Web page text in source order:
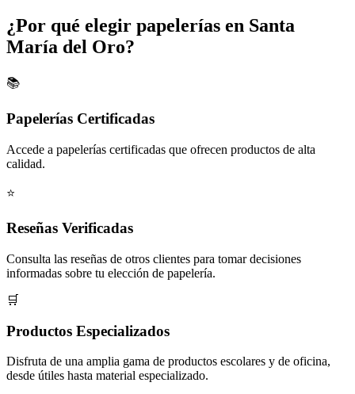
¿Por qué elegir papelerías en Santa
María del Oro?
📚
Papelerías Certificadas
Accede a papelerías certificadas que ofrecen productos de alta
calidad.
⭐
Reseñas Verificadas
Consulta las reseñas de otros clientes para tomar decisiones
informadas sobre tu elección de papelería.
🛒
Productos Especializados
Disfruta de una amplia gama de productos escolares y de oficina,
desde útiles hasta material especializado.